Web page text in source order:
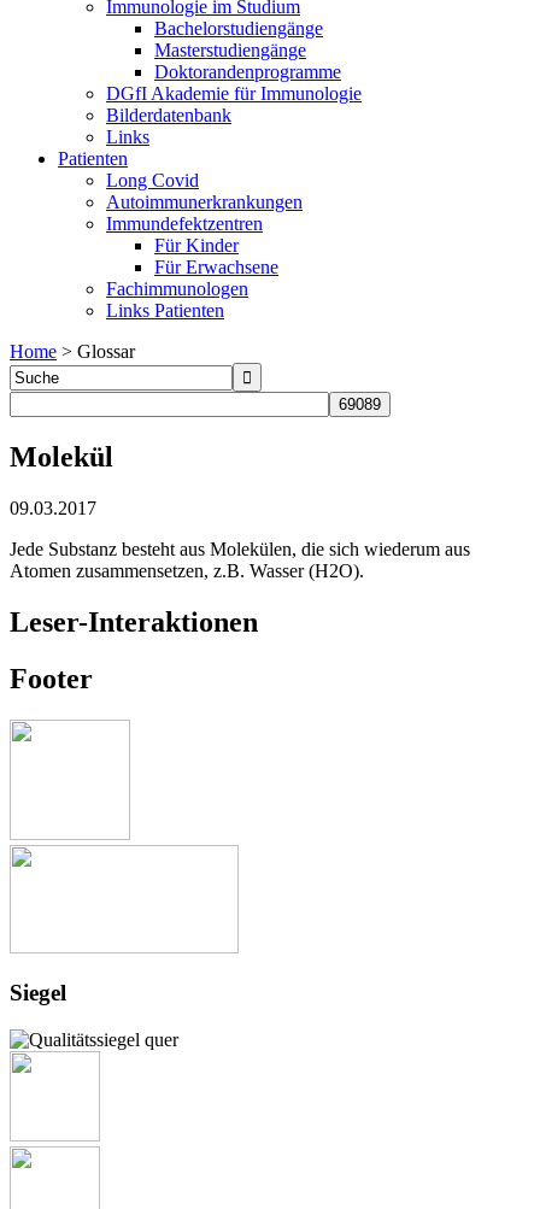
Immunologie im Studium
Bachelorstudiengänge
Masterstudiengänge
Doktorandenprogramme
DGfI Akademie für Immunologie
Bilderdatenbank
Links
Patienten
Long Covid
Autoimmunerkrankungen
Immundefektzentren
Für Kinder
Für Erwachsene
Fachimmunologen
Links Patienten
Home > Glossar
Molekül
09.03.2017
Jede Substanz besteht aus Molekülen, die sich wiederum aus
Atomen zusammensetzen, z.B. Wasser (H2O).
Leser-Interaktionen
Footer
Siegel